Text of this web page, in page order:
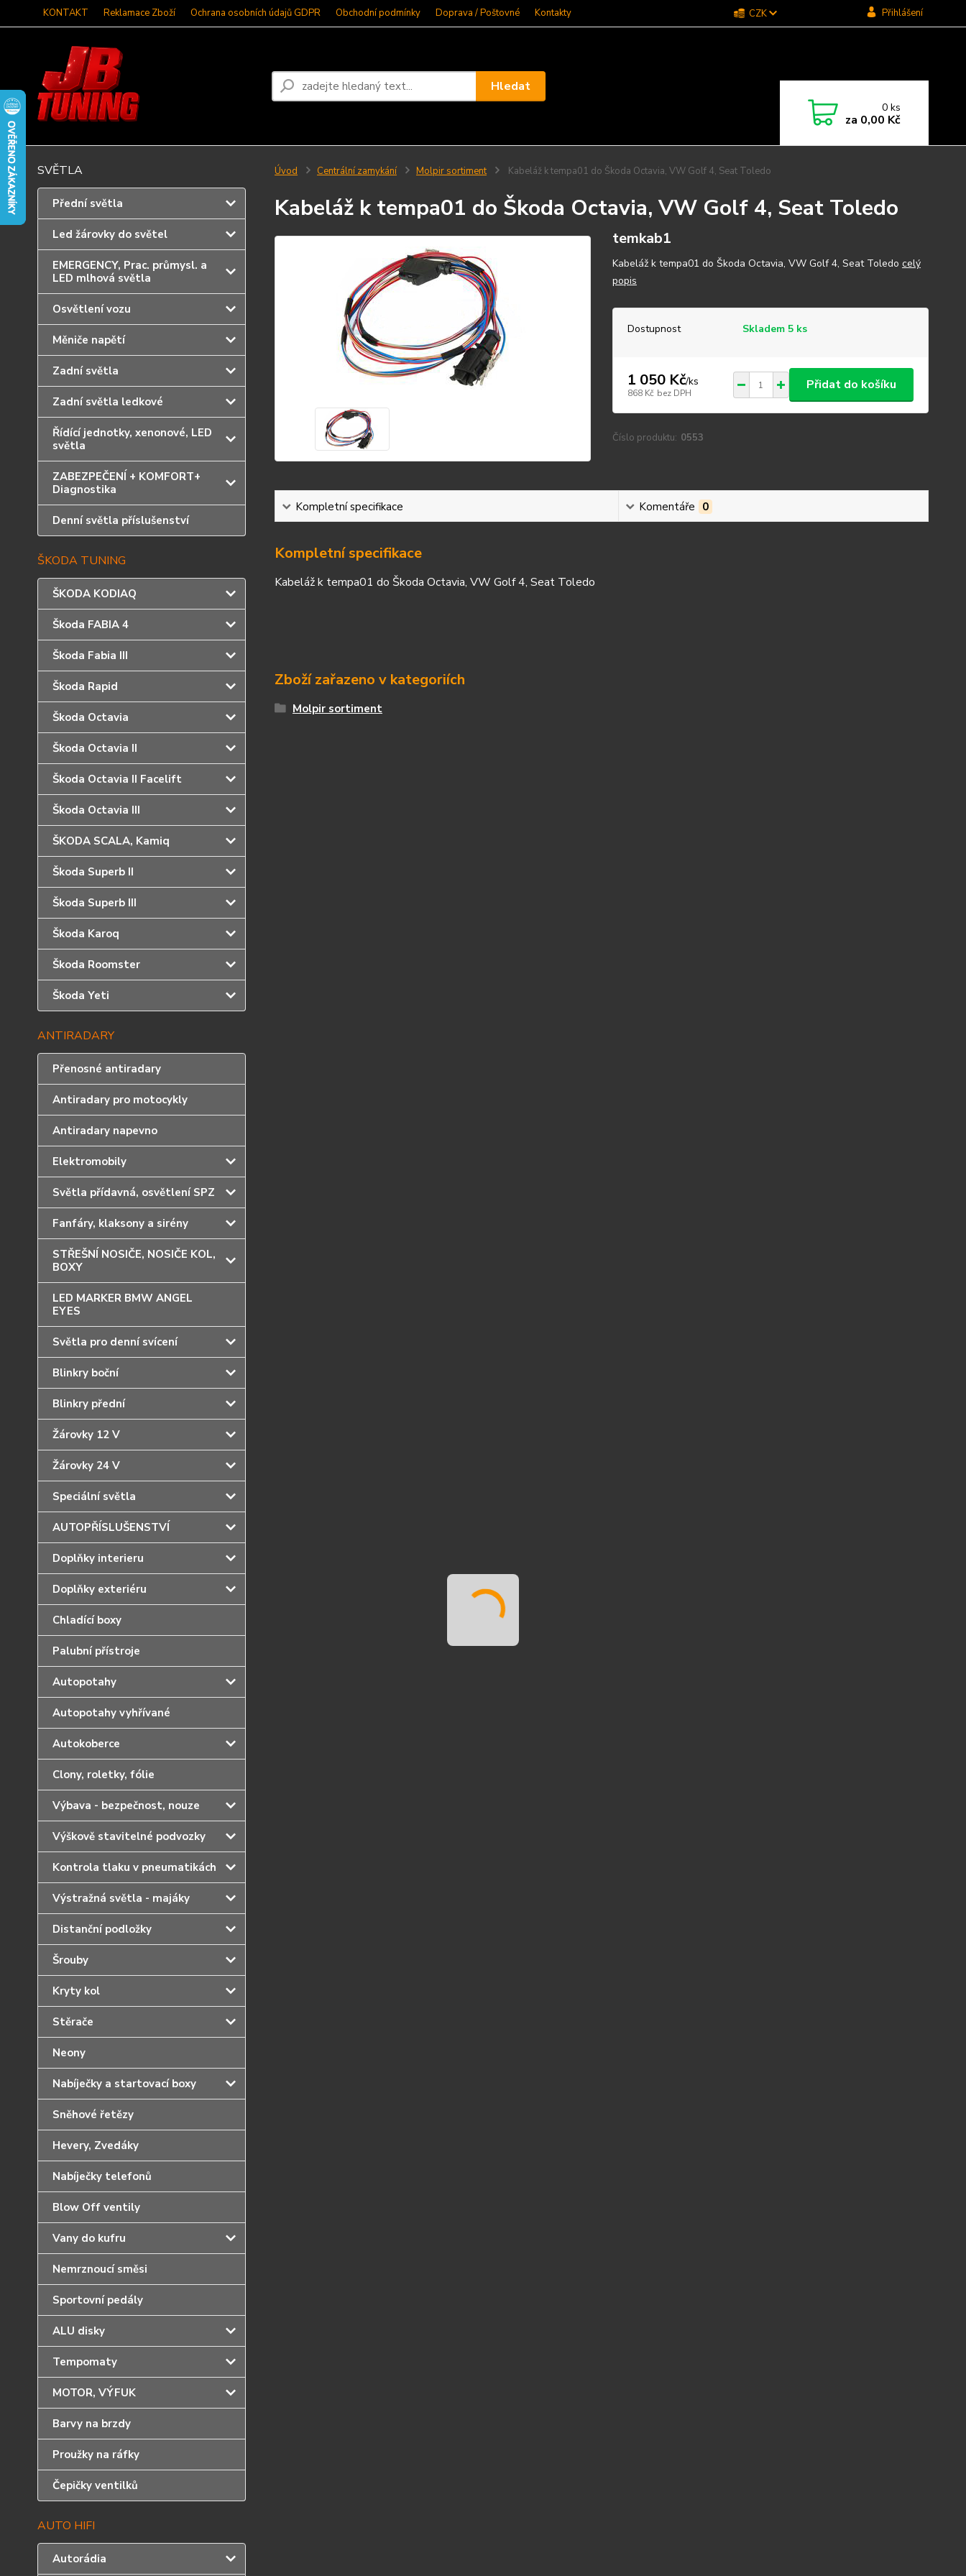
KONTAKT Reklamace Zboží Ochrana osobních údajů GDPR Obchodní podmínky Doprava / Poštovné Kontakty CZK Přihlášení
Hledat
0ks
za 0,00 Kč
SVĚTLA
Přední světla
Led žárovky do světel
EMERGENCY, Prac. průmysl. a
LED mlhová světla
Osvětlení vozu
Měniče napětí
Zadní světla
Zadní světla ledkové
Řídící jednotky, xenonové, LED
světla
ZABEZPEČENÍ + KOMFORT+
Diagnostika
Denní světla příslušenství
ŠKODA TUNING
ŠKODA KODIAQ
Škoda FABIA 4
Škoda Fabia III
Škoda Rapid
Škoda Octavia
Škoda Octavia II
Škoda Octavia II Facelift
Škoda Octavia III
ŠKODA SCALA, Kamiq
Škoda Superb II
Škoda Superb III
Škoda Karoq
Škoda Roomster
Škoda Yeti
ANTIRADARY
Přenosné antiradary
Antiradary pro motocykly
Antiradary napevno
Elektromobily
Světla přídavná, osvětlení SPZ
Fanfáry, klaksony a sirény
STŘEŠNÍ NOSIČE, NOSIČE KOL,
BOXY
LED MARKER BMW ANGEL
EYES
Světla pro denní svícení
Blinkry boční
Blinkry přední
Žárovky 12 V
Žárovky 24 V
Speciální světla
AUTOPŘÍSLUŠENSTVÍ
Doplňky interieru
Doplňky exteriéru
Chladící boxy
Palubní přístroje
Autopotahy
Autopotahy vyhřívané
Autokoberce
Clony, roletky, fólie
Výbava - bezpečnost, nouze
Výškově stavitelné podvozky
Kontrola tlaku v pneumatikách
Výstražná světla - majáky
Distanční podložky
Šrouby
Kryty kol
Stěrače
Neony
Nabíječky a startovací boxy
Sněhové řetězy
Hevery, Zvedáky
Nabíječky telefonů
Blow Off ventily
Vany do kufru
Nemrznoucí směsi
Sportovní pedály
ALU disky
Tempomaty
MOTOR, VÝFUK
Barvy na brzdy
Proužky na ráfky
Čepičky ventilků
AUTO HIFI
Autorádia
Úvod Centrální zamykání Molpir sortiment Kabeláž k tempa01 do Škoda Octavia, VW Golf 4, Seat Toledo
Kabeláž k tempa01 do Škoda Octavia, VW Golf 4, Seat Toledo
temkab1
Kabeláž k tempa01 do Škoda Octavia, VW Golf 4, Seat Toledo celý
popis
Dostupnost Skladem 5 ks
1 050 Kč/ks
868 Kč bez DPH
Přidat do košíku
Číslo produktu: 0553
Kompletní specifikace Komentáře 0
Kompletní specifikace
Kabeláž k tempa01 do Škoda Octavia, VW Golf 4, Seat Toledo
Zboží zařazeno v kategoriích
Molpir sortiment